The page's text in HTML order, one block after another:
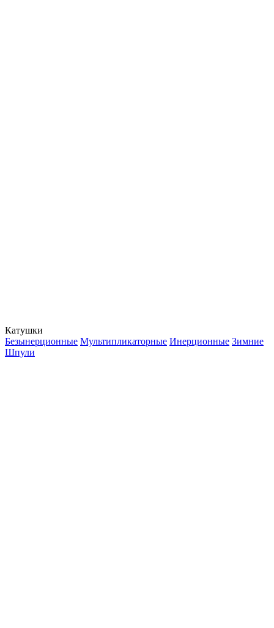
Катушки
Безынерционные Мультипликаторные Инерционные Зимние
Шпули